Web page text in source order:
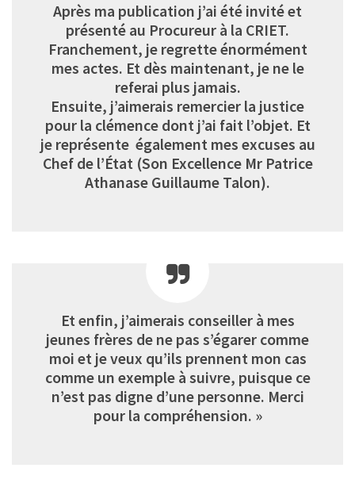
Après ma publication j’ai été invité et
présenté au Procureur à la CRIET.
Franchement, je regrette énormément
mes actes. Et dès maintenant, je ne le
referai plus jamais.
Ensuite, j’aimerais remercier la justice
pour la clémence dont j’ai fait l’objet. Et
je représente également mes excuses au
Chef de l’État (Son Excellence Mr Patrice
Athanase Guillaume Talon).
Et enfin, j’aimerais conseiller à mes
jeunes frères de ne pas s’égarer comme
moi et je veux qu’ils prennent mon cas
comme un exemple à suivre, puisque ce
n’est pas digne d’une personne. Merci
pour la compréhension. »